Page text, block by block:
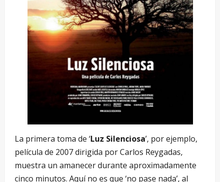
La primera toma de ‘Luz Silenciosa’, por ejemplo,
película de 2007 dirigida por Carlos Reygadas,
muestra un amanecer durante aproximadamente
cinco minutos. Aquí no es que ‘no pase nada’, al